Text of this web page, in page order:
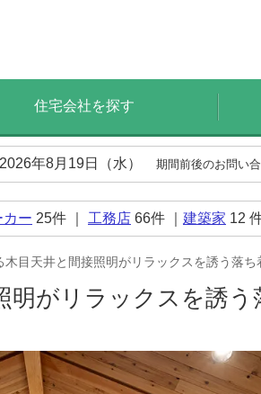
住宅会社を探す
年8月19日（水） 期間前後のお問い
カー 25件 ｜ 工務店 66件 ｜ 建築家 12
木目天井と間接照明がリラックスを誘う落ち
明がリラックスを誘